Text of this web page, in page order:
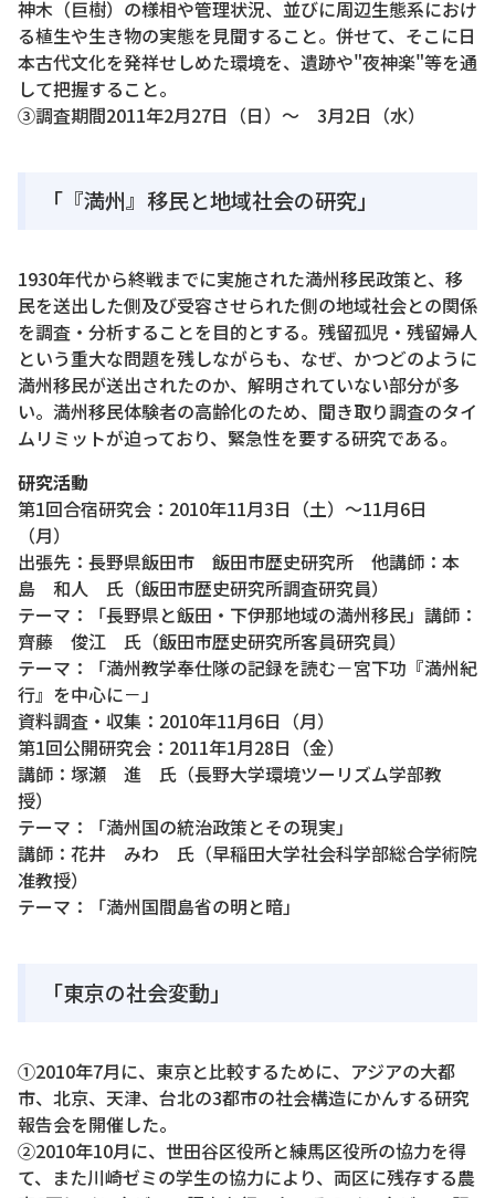
神木（巨樹）の様相や管理状況、並びに周辺生態系におけ
る植生や生き物の実態を見聞すること。併せて、そこに日
本古代文化を発祥せしめた環境を、遺跡や"夜神楽"等を通
して把握すること。
③調査期間2011年2月27日（日）～ 3月2日（水）
「『満州』移民と地域社会の研究」
1930年代から終戦までに実施された満州移民政策と、移
民を送出した側及び受容させられた側の地域社会との関係
を調査・分析することを目的とする。残留孤児・残留婦人
という重大な問題を残しながらも、なぜ、かつどのように
満州移民が送出されたのか、解明されていない部分が多
い。満州移民体験者の高齢化のため、聞き取り調査のタイ
ムリミットが迫っており、緊急性を要する研究である。
研究活動
第1回合宿研究会：2010年11月3日（土）～11月6日
（月）
出張先：長野県飯田市 飯田市歴史研究所 他講師：本
島 和人 氏（飯田市歴史研究所調査研究員）
テーマ：「長野県と飯田・下伊那地域の満州移民」講師：
齊藤 俊江 氏（飯田市歴史研究所客員研究員）
テーマ：「満州教学奉仕隊の記録を読む－宮下功『満州紀
行』を中心に－」
資料調査・収集：2010年11月6日（月）
第1回公開研究会：2011年1月28日（金）
講師：塚瀬 進 氏（長野大学環境ツーリズム学部教
授）
テーマ：「満州国の統治政策とその現実」
講師：花井 みわ 氏（早稲田大学社会科学部総合学術院
准教授）
テーマ：「満州国間島省の明と暗」
「東京の社会変動」
①2010年7月に、東京と比較するために、アジアの大都
市、北京、天津、台北の3都市の社会構造にかんする研究
報告会を開催した。
②2010年10月に、世田谷区役所と練馬区役所の協力を得
て、また川崎ゼミの学生の協力により、両区に残存する農